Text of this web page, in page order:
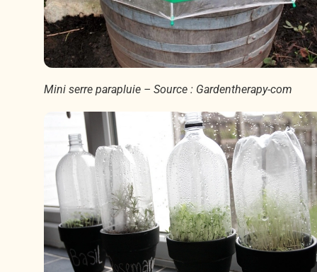
Mini serre parapluie – Source : Gardentherapy-com